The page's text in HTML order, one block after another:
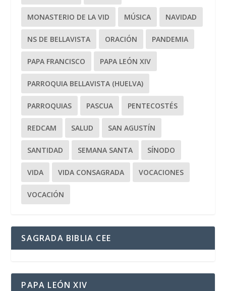
MONASTERIO DE LA VID MÚSICA NAVIDAD
NS DE BELLAVISTA ORACIÓN PANDEMIA
PAPA FRANCISCO PAPA LEÓN XIV
PARROQUIA BELLAVISTA (HUELVA)
PARROQUIAS PASCUA PENTECOSTÉS
REDCAM SALUD SAN AGUSTÍN
SANTIDAD SEMANA SANTA SÍNODO
VIDA VIDA CONSAGRADA VOCACIONES
VOCACIÓN
SAGRADA BIBLIA CEE
PAPA LEÓN XIV